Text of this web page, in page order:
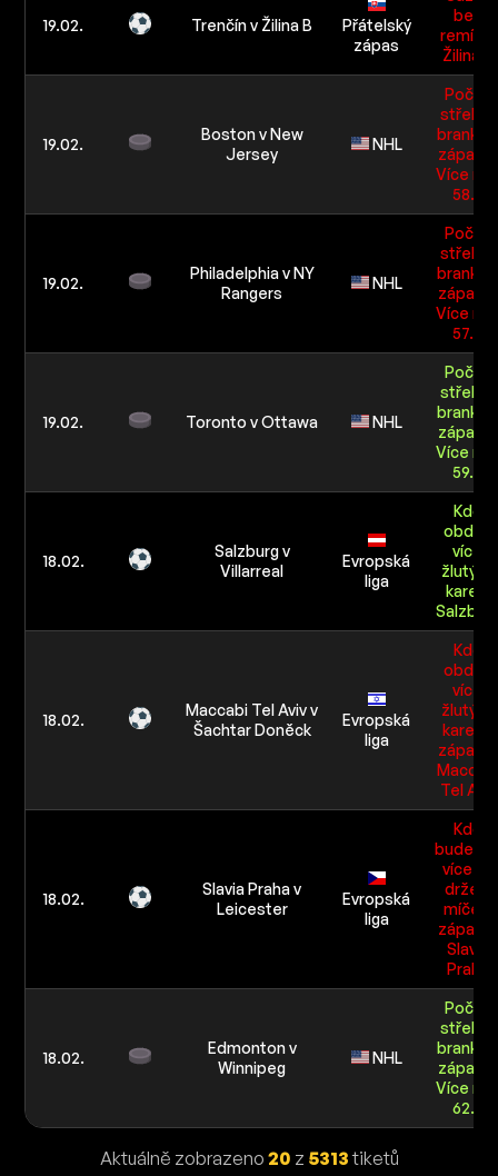
19.02. Trenčín v Žilina B
Přátelský
zápas
bez
remízy:
Žilina B
19.02.
Boston v New
Jersey
NHL
Počet
střel na
branku v
zápasu:
Více
58.5
19.02.
Philadelphia v NY
Rangers
NHL
Počet
střel na
branku v
zápasu:
Více
57.5
19.02. Toronto v Ottawa NHL
Počet
střel na
branku v
zápasu:
Více
59.5
18.02.
Salzburg v
Villarreal
Evropská
liga
Kdo
obdrží
více
žlutých
karet:
18.02.
Maccabi Tel Aviv v
Šachtar Doněck
Evropská
liga
Kdo
obdrží
více
žlutých
karet v
zápasu:
Maccabi
Tel Aviv
18.02.
Slavia Praha v
Leicester
Evropská
liga
Kdo
bude
více %
držení
míče v
zápasu:
Slavia
Praha
18.02.
Edmonton v
Winnipeg
NHL
Počet
střel na
branku v
zápasu:
Více
62.5
Aktuálně zobrazeno 20 z 5313tiketů